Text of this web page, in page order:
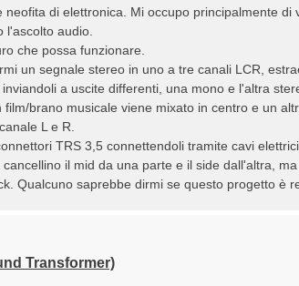
di elettronica. Mi occupo principalmente di
l'ascolto audio.
che possa funzionare.
un segnale stereo in uno a tre canali LCR,
a uscite differenti, una mono e l'altra
brano musicale viene mixato in centro e un
L e R.
TRS 3,5 connettendoli tramite cavi
il mid da una parte e il side dall'altra,
Qualcuno saprebbe dirmi se questo progetto è
Transformer)